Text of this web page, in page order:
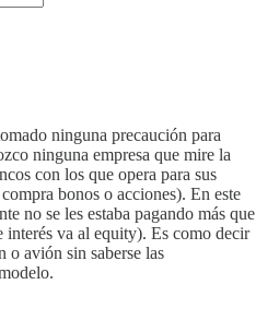
ninguna precaución para
ninguna empresa que mire la
con los que opera para sus
bonos o acciones). En este
no se les estaba pagando más que
interés va al equity). Es como decir
o avión sin saberse las